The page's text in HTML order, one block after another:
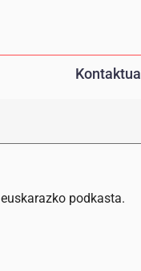
Kontaktua
podkasta.